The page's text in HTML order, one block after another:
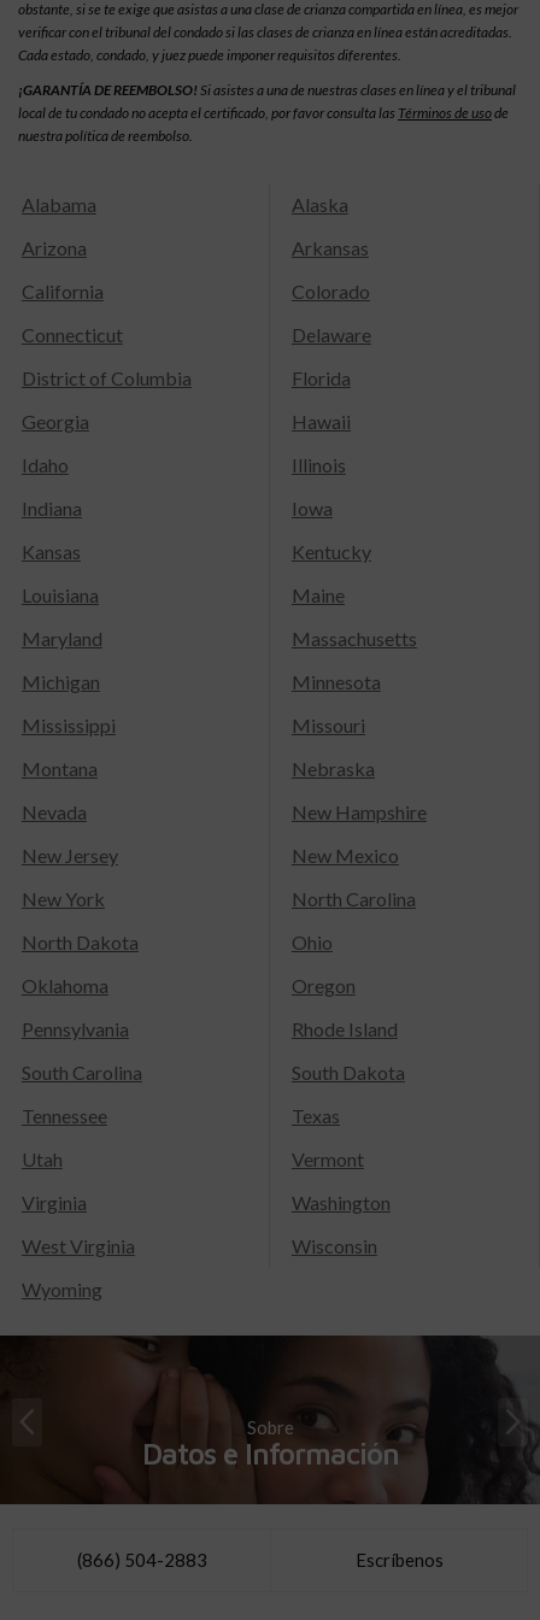
obstante, si se te exige que asistas a una clase de crianza compartida en línea, es mejor
verificar con el tribunal del condado si las clases de crianza en línea están acreditadas.
Cada estado, condado, y juez puede imponer requisitos diferentes.
¡GARANTÍA DE REEMBOLSO! Si asistes a una de nuestras clases en línea y el tribunal
local de tu condado no acepta el certificado, por favor consulta las Términos de usode
nuestra política de reembolso.
Alabama
Alaska
Arizona
Arkansas
California
Colorado
Connecticut
Delaware
District of Columbia
Florida
Georgia
Hawaii
Idaho
Illinois
Indiana
Iowa
Kansas
Kentucky
Louisiana
Maine
Maryland
Massachusetts
Michigan
Minnesota
Mississippi
Missouri
Montana
Nebraska
Nevada
New Hampshire
New Jersey
New Mexico
New York
North Carolina
North Dakota
Ohio
Oklahoma
Oregon
Pennsylvania
Rhode Island
South Carolina
South Dakota
Tennessee
Texas
Utah
Vermont
Virginia
Washington
West Virginia
Wisconsin
Wyoming
Sobre
Datos e Información
(866) 504-2883 Escríbenos